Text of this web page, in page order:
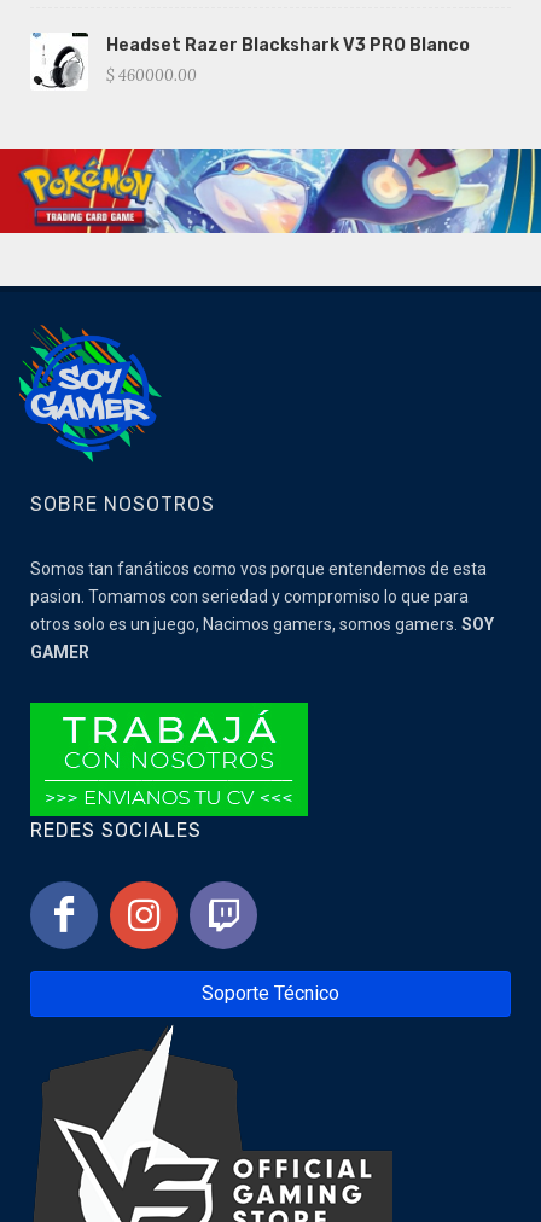
Headset Razer Blackshark V3 PRO Blanco
$ 460000.00
SOBRE NOSOTROS
Somos tan fanáticos como vos porque entendemos de esta
pasion. Tomamos con seriedad y compromiso lo que para
otros solo es un juego, Nacimos gamers, somos gamers. SOY
GAMER
REDES SOCIALES
Soporte Técnico